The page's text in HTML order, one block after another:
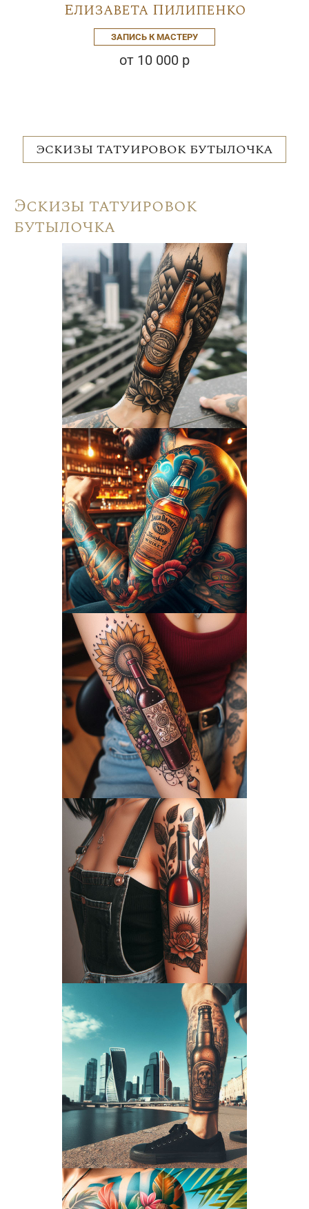
Елизавета Пилипенко
ЗАПИСЬ К МАСТЕРУ
от 10 000 р
ЭСКИЗЫ ТАТУИРОВОК БУТЫЛОЧКА
Эскизы татуировок
бутылочка